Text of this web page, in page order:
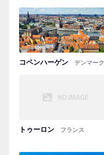
コペンハーゲン デンマーク
トゥーロン フランス